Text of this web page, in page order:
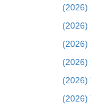
(2026)
(2026)
(2026)
(2026)
(2026)
(2026)